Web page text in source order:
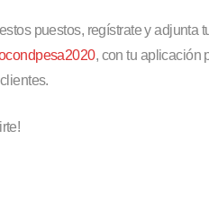
puestos, regístrate y adjunta
, con tu aplicación